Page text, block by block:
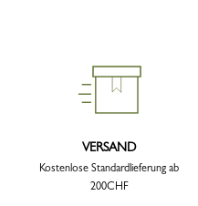
VERSAND
Kostenlose Standardlieferung ab
200CHF